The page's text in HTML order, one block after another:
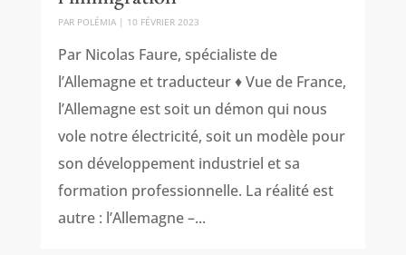
PAR POLÉMIA| 10 FÉVRIER 2023
Par Nicolas Faure, spécialiste de
l’Allemagne et traducteur ♦ Vue de France,
l’Allemagne est soit un démon qui nous
vole notre électricité, soit un modèle pour
son développement industriel et sa
formation professionnelle. La réalité est
autre : l’Allemagne –...